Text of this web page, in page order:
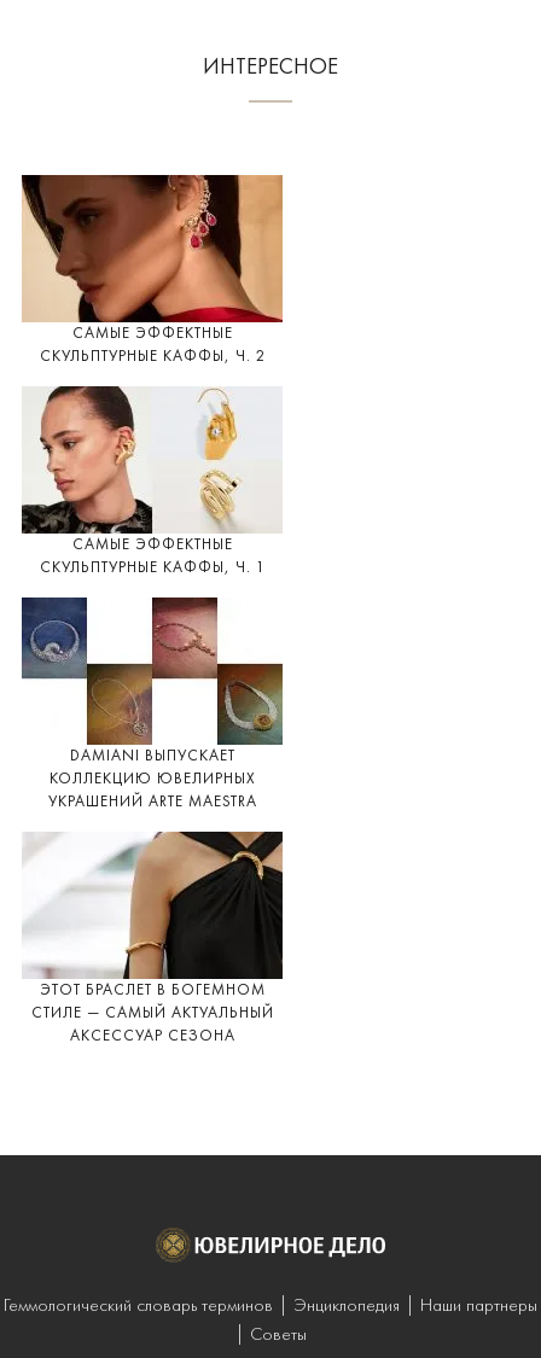
ИНТЕРЕСНОЕ
САМЫЕ ЭФФЕКТНЫЕ
СКУЛЬПТУРНЫЕ КАФФЫ, Ч. 2
САМЫЕ ЭФФЕКТНЫЕ
СКУЛЬПТУРНЫЕ КАФФЫ, Ч. 1
DAMIANI ВЫПУСКАЕТ
КОЛЛЕКЦИЮ ЮВЕЛИРНЫХ
УКРАШЕНИЙ ARTE MAESTRA
ЭТОТ БРАСЛЕТ В БОГЕМНОМ
СТИЛЕ — САМЫЙ АКТУАЛЬНЫЙ
АКСЕССУАР СЕЗОНА
Геммологический словарь терминов Энциклопедия
Наши партнеры
Советы